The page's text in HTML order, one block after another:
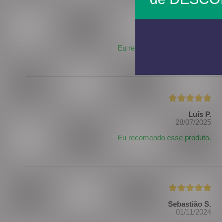
Eu recomendo esse produto.
Luís P.
28/07/2025
Eu recomendo esse produto.
Sebastião S.
01/11/2024